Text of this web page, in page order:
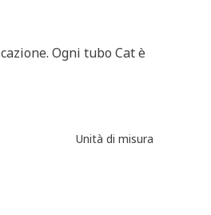
Ogni tubo Cat è
Unità di misura